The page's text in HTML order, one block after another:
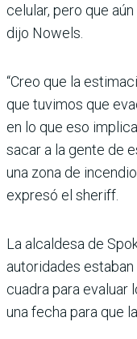
celular, pero que
dijo Nowels.
“Creo que la
que tuvimos que
en lo que eso
sacar a la gente de
una zona de
expresó el sheriff.
La alcaldesa de
autoridades
cuadra para evaluar
una fecha para que